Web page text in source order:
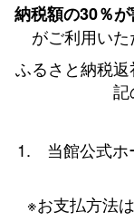
納税額の30％が
がご利用いた
ふるさと納税
記
1. 当館公式ホ
※お支払方法は